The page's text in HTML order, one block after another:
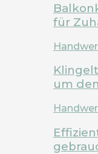
für
um